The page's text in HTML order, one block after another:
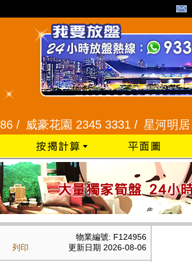
威豪花園 2345 3331 /星河明居、
列印
物業編號: F124956
更新日期 2026-08-06